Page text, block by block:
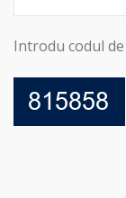
Introdu codul